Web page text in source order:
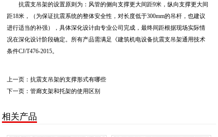
抗震支吊架的设置原则为：风管的侧向支撑更大间距9米，纵向支撑更大间
距18米，（为保证抗震系统的整体安全性，对长度低于300mm的吊杆，也建议
进行适当的补强），具体深化设计由专业公司完成，最终间距根据现场实际情
况在深化设计阶段确定。所有产品需满足《建筑机电设备抗震支吊架通用技术
条件CJ/T476-2015。
上一页：抗震支吊架的支撑形式有哪些
下一页：管廊支架和托架的使用区别
相关产品